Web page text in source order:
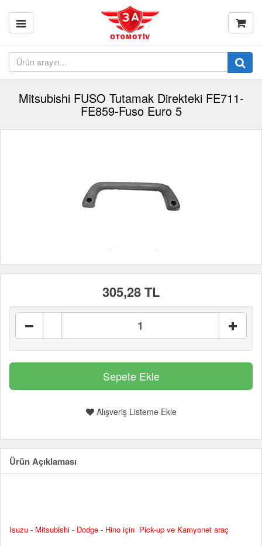
Mitsubishi FUSO Tutamak Direkteki FE711-
FE859-Fuso Euro 5
305,28 TL
Alışveriş Listeme Ekle
Ürün Açıklaması
Isuzu - Mitsubishi - Dodge - Hino için Pick-up ve Kamyonet araç